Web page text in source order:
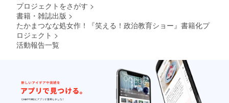
プロジェクトをさがす >
書籍・雑誌出版 >
たかまつなな処女作！『笑える！政治教育ショー』書籍化プ
ロジェクト >
活動報告一覧